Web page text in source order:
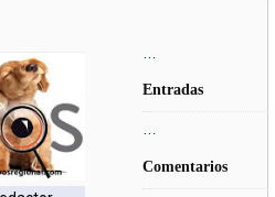
Entradas
…
Comentarios